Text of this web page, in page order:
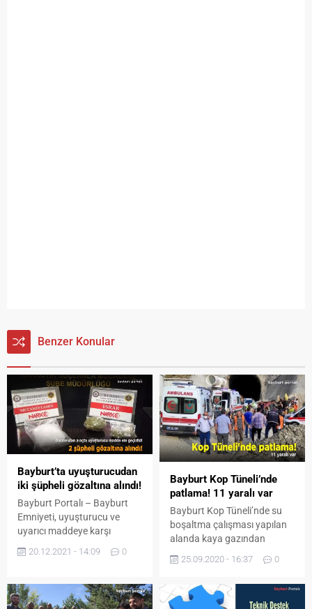
Benzer Konular
Bayburt’ta uyuşturucudan
iki şüpheli gözaltına alındı!
Bayburt Portalı – Bayburt
Emniyeti, uyuşturucu ve
uyarıcı maddeye karşı
sürdürüyor. Bayburt Emniyet
yolu üzerinde durdurdukları
araçta esrar ve
20.12.2021 - 14:09 0
Bayburt Kop Tüneli’nde
patlama! 11 yaralı var
Bayburt Kop Tüneli’nde su
boşaltma çalışması yapılan
alanda kaya gazından
kaynaklı patlama meydana
geldi. Patlamada 2’si ağır
var. Yaralılar, Bayburt Devlet
25.09.2020 - 16:37 0